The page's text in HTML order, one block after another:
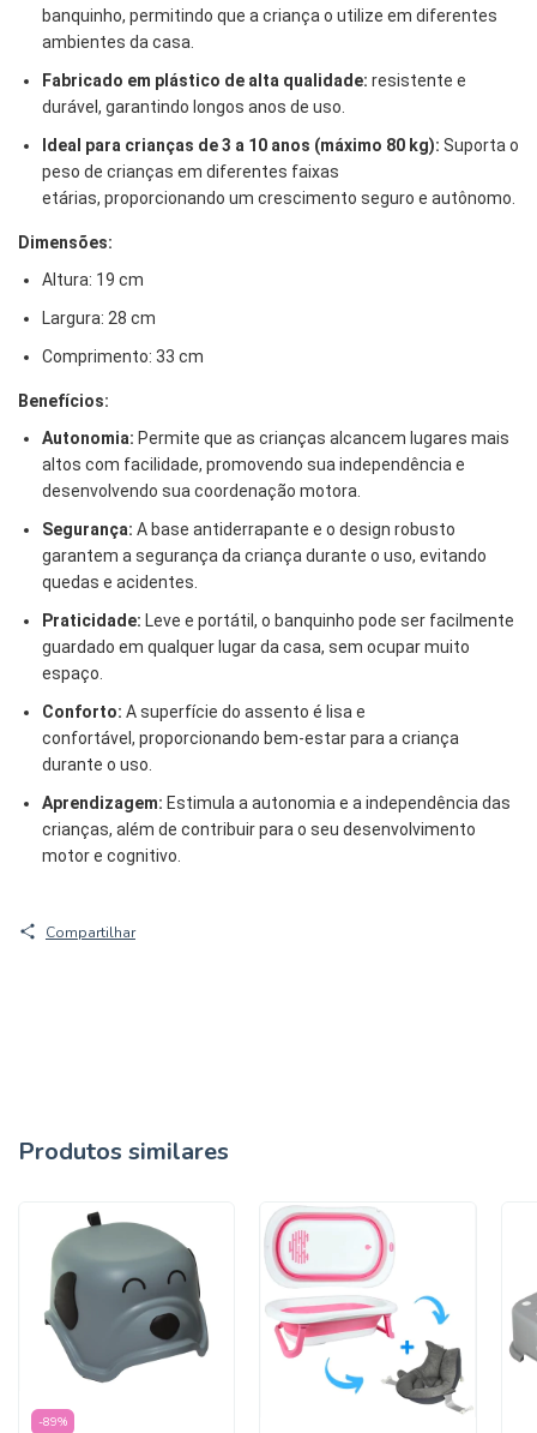
banquinho, permitindo que a criança o utilize em diferentes
ambientes da casa.
Fabricado em plástico de alta qualidade: resistente e
durável, garantindo longos anos de uso.
Ideal para crianças de 3 a 10 anos (máximo 80 kg): Suporta o
peso de crianças em diferentes faixas
etárias, proporcionando um crescimento seguro e autônomo.
Dimensões:
Altura: 19 cm
Largura: 28 cm
Comprimento: 33 cm
Benefícios:
Autonomia: Permite que as crianças alcancem lugares mais
altos com facilidade, promovendo sua independência e
desenvolvendo sua coordenação motora.
Segurança: A base antiderrapante e o design robusto
garantem a segurança da criança durante o uso, evitando
quedas e acidentes.
Praticidade: Leve e portátil, o banquinho pode ser facilmente
guardado em qualquer lugar da casa, sem ocupar muito
espaço.
Conforto: A superfície do assento é lisa e
confortável, proporcionando bem-estar para a criança
durante o uso.
Aprendizagem: Estimula a autonomia e a independência das
crianças, além de contribuir para o seu desenvolvimento
motor e cognitivo.
Compartilhar
Produtos similares
-89%